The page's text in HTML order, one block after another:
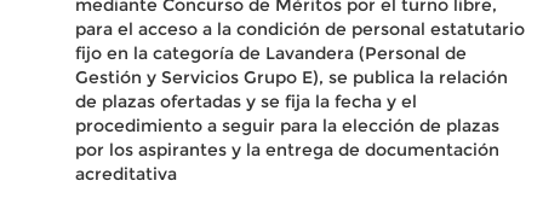
mediante Concurso de Méritos por el turno libre,
para el acceso a la condición de personal estatutario
fijo en la categoría de Lavandera (Personal de
Gestión y Servicios Grupo E), se publica la relación
de plazas ofertadas y se fija la fecha y el
procedimiento a seguir para la elección de plazas
por los aspirantes y la entrega de documentación
acreditativa